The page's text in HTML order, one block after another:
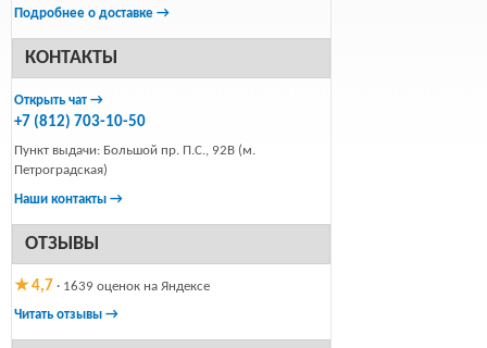
Подробнее о доставке →
КОНТАКТЫ
Открыть чат →
+7 (812) 703-10-50
Пункт выдачи: Большой пр. П.С., 92В (м.
Петроградская)
Наши контакты →
ОТЗЫВЫ
★ 4,7 · 1639 оценок на Яндексе
Читать отзывы →